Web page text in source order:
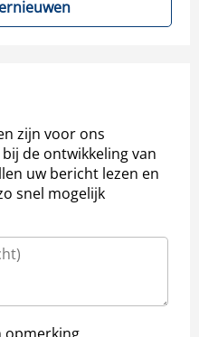
zijn voor ons
de ontwikkeling van
uw bericht lezen en
snel mogelijk